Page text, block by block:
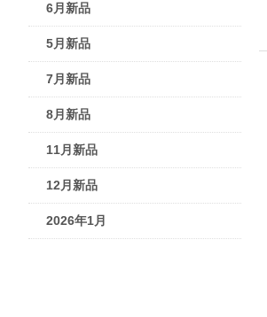
6月新品
5月新品
7月新品
8月新品
11月新品
12月新品
2026年1月